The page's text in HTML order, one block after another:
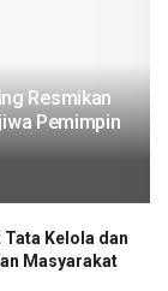
Resmikan
Pemimpin
Kelola dan
Masyarakat